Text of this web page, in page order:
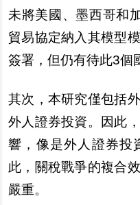
未將美國、墨西哥和
貿易協定納入其模型
簽署，但仍有待此3個
其次，本研究僅包括
外人證券投資。因此
響，像是外人證券投
此，關稅戰爭的複合
嚴重。